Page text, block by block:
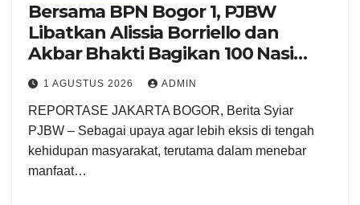
Bersama BPN Bogor 1, PJBW
Libatkan Alissia Borriello dan
Akbar Bhakti Bagikan 100 Nasi
Boks ke Warga Cibinong
1 AGUSTUS 2026 ADMIN
REPORTASE JAKARTA BOGOR, Berita Syiar
PJBW – Sebagai upaya agar lebih eksis di tengah
kehidupan masyarakat, terutama dalam menebar
manfaat…